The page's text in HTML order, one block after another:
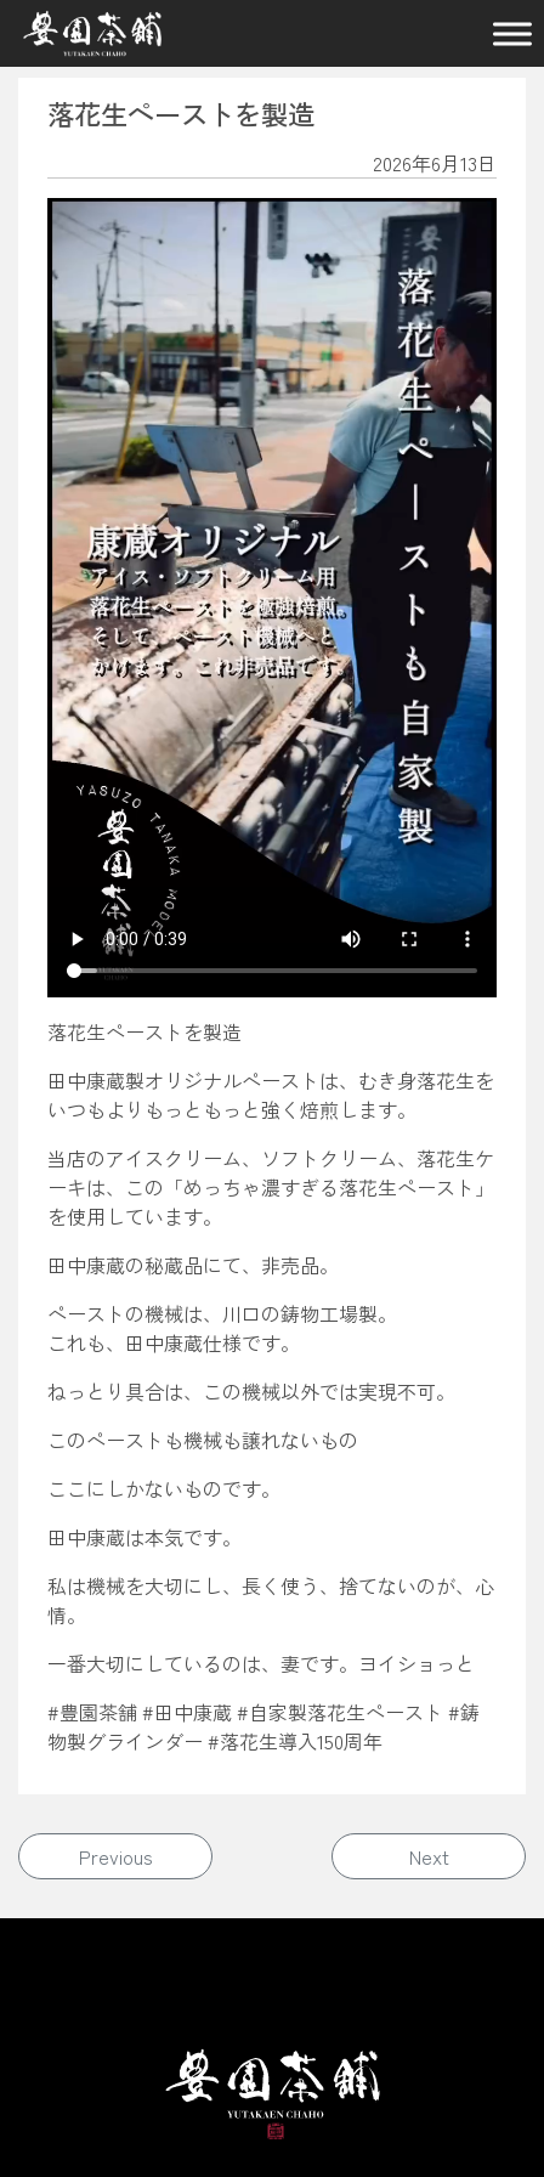
メインナビゲーション
落花生ペーストを製造
2026年6月13日
落花生ペーストを製造
田中康蔵製オリジナルペーストは、むき身落花生を
いつもよりもっともっと強く焙煎します。
当店のアイスクリーム、ソフトクリーム、落花生ケ
ーキは、この「めっちゃ濃すぎる落花生ペースト」
を使用しています。
田中康蔵の秘蔵品にて、非売品。
ペーストの機械は、川口の鋳物工場製。
これも、田中康蔵仕様です。
ねっとり具合は、この機械以外では実現不可。
このペーストも機械も譲れないもの
ここにしかないものです。
田中康蔵は本気です。
私は機械を大切にし、長く使う、捨てないのが、心
情。
一番大切にしているのは、妻です。ヨイショっと
#豊園茶舗 #田中康蔵 #自家製落花生ペースト #鋳
物製グラインダー #落花生導入150周年
投稿ナビゲーション
Previous Next